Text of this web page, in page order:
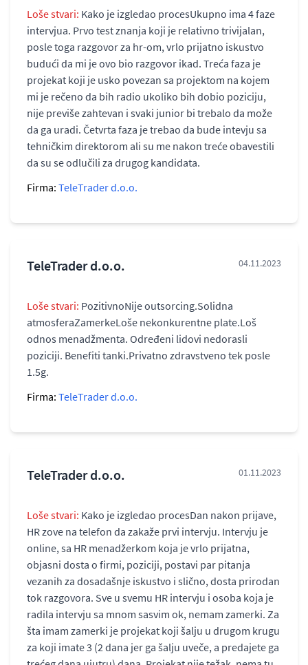
Loše stvari: Kako je izgledao procesUkupno ima 4 faze
intervjua. Prvo test znanja koji je relativno trivijalan,
posle toga razgovor za hr-om, vrlo prijatno iskustvo
budući da mi je ovo bio razgovor ikad. Treća faza je
projekat koji je usko povezan sa projektom na kojem
mi je rečeno da bih radio ukoliko bih dobio poziciju,
nije previše zahtevan i svaki junior bi trebalo da može
da ga uradi. Četvrta faza je trebao da bude intevju sa
tehničkim direktorom ali su me nakon treće obavestili
da su se odlučili za drugog kandidata.
Firma: TeleTrader d.o.o.
TeleTrader d.o.o. 04.11.2023
Loše stvari: PozitivnoNije outsorcing.Solidna
atmosferaZamerkeLoše nekonkurentne plate.Loš
odnos menadžmenta. Određeni lidovi nedorasli
poziciji. Benefiti tanki.Privatno zdravstveno tek posle
1.5g.
Firma: TeleTrader d.o.o.
TeleTrader d.o.o. 01.11.2023
Loše stvari: Kako je izgledao procesDan nakon prijave,
HR zove na telefon da zakaže prvi intervju. Intervju je
online, sa HR menadžerkom koja je vrlo prijatna,
objasni dosta o firmi, poziciji, postavi par pitanja
vezanih za dosadašnje iskustvo i slično, dosta prirodan
tok razgovora. Sve u svemu HR intervju i osoba koja je
radila intervju sa mnom sasvim ok, nemam zamerki. Za
šta imam zamerki je projekat koji šalju u drugom krugu
za koji imate 3 (2 dana jer ga šalju uveče, a predajete ga